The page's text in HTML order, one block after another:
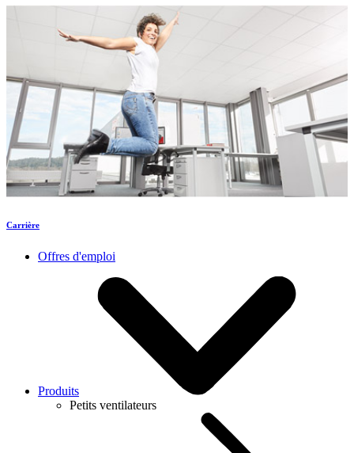
Carrière
Offres d'emploi
Produits
Petits ventilateurs